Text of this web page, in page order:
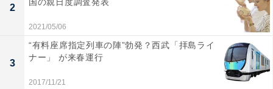
2
2021/05/06
3
“有料座席指定列車の陣”勃発？西武「拝島ライ
ナー」 が来春運行
2017/11/21